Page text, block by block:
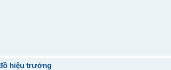
hiệu trưởng